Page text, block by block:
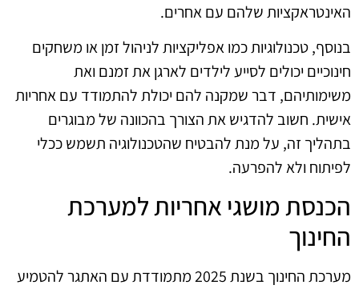
האינטראקציות שלהם עם אחרים.
בנוסף, טכנולוגיות כמו אפליקציות לניהול זמן או משחקים
חינוכיים יכולים לסייע לילדים לארגן את זמנם ואת
משימותיהם, דבר שמקנה להם יכולת להתמודד עם אחריות
אישית. חשוב להדגיש את הצורך בהכוונה של מבוגרים
בתהליך זה, על מנת להבטיח שהטכנולוגיה תשמש ככלי
לפיתוח ולא להפרעה.
הכנסת מושגי אחריות למערכת
החינוך
מערכת החינוך בשנת 2025 מתמודדת עם האתגר להטמיע